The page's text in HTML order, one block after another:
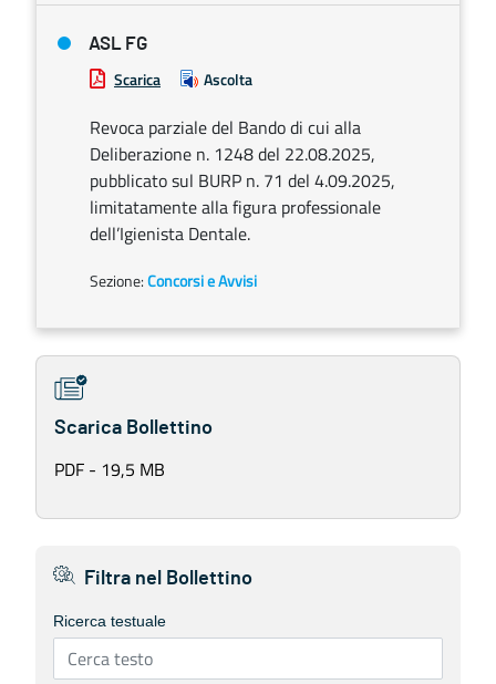
ASL FG
Scarica Ascolta
Revoca parziale del Bando di cui alla
Deliberazione n. 1248 del 22.08.2025,
pubblicato sul BURP n. 71 del 4.09.2025,
limitatamente alla figura professionale
dell’Igienista Dentale.
Sezione:Concorsi e Avvisi
Scarica Bollettino
PDF - 19,5 MB
Filtra nel Bollettino
Ricerca testuale